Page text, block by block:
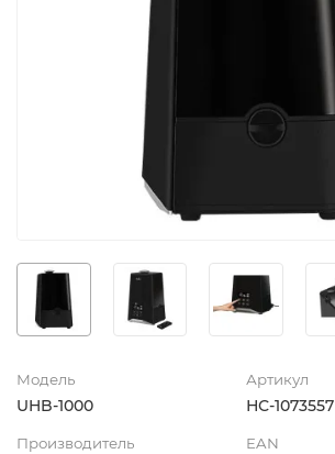
Модель
UHB-1000
Артикул
НС-1073557
Производитель EAN